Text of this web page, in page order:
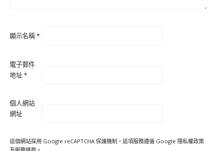
顯示名稱*
電子郵件
地址*
個人網站
網址
這個網站採用 Google reCAPTCHA 保護機制，這項服務遵循 Google 隱私權政策